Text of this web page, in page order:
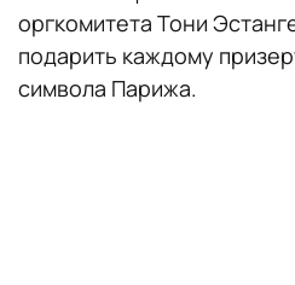
оргкомитета Тони
подарить каждому
символа Парижа.